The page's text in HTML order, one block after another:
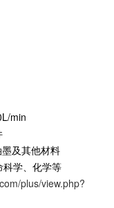
min
及其他材料
学、化学等
plus/view.php?